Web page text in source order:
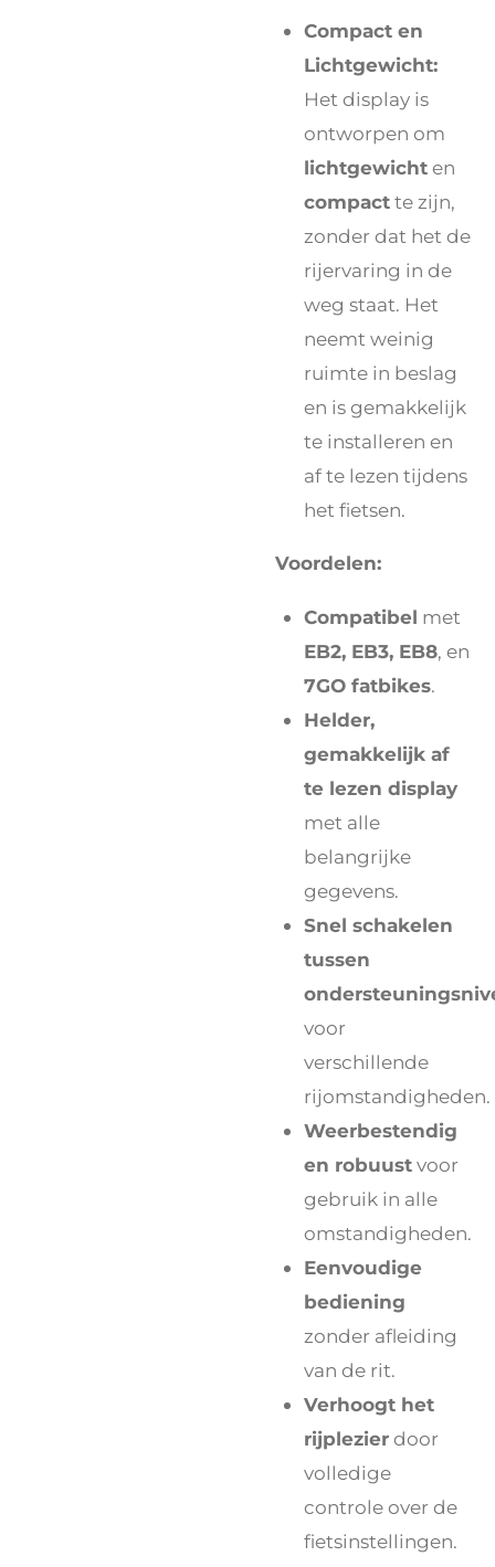
Compact en
Lichtgewicht:
Het display is
ontworpen om
lichtgewichten
compactte zijn,
zonder dat het de
rijervaring in de
weg staat. Het
neemt weinig
ruimte in beslag
en is gemakkelijk
te installeren en
af te lezen tijdens
het fietsen.
Voordelen:
Compatibel met
EB2, EB3, EB8, en
7GO fatbikes.
Helder,
gemakkelijk af
te lezen display
met alle
belangrijke
gegevens.
Snel schakelen
tussen
voor
verschillende
rijomstandigheden.
Weerbestendig
en robuustvoor
gebruik in alle
omstandigheden.
Eenvoudige
bediening
zonder afleiding
van de rit.
Verhoogt het
rijplezierdoor
volledige
controle over de
fietsinstellingen.